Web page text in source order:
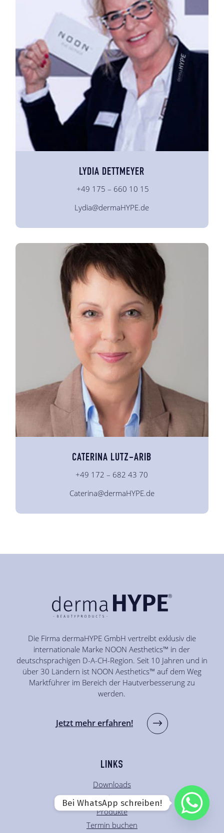
LYDIA DETTMEYER
+49 175 – 660 10 15
Lydia@dermaHYPE.de
CATERINA LUTZ-ARIB
+49 172 – 682 43 70
Caterina@dermaHYPE.de
Die Firma dermaHYPE GmbH vertreibt exklusiv die
internationale Marke NOON Aesthetics™ in der
deutschsprachigen D-A-CH-Region. Seit 10 Jahren und in
über 30 Ländern ist NOON Aesthetics™ auf dem Weg
Marktführer im Bereich der Hautverbesserung zu
werden.
Jetzt mehr erfahren!
LINKS
Downloads
Marketing
Produkte
Termin buchen
Bei WhatsApp schreiben!